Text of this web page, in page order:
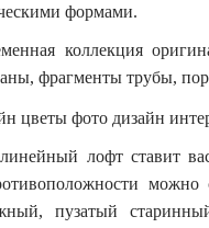
формами.
коллекция
фрагменты трубы,
лофт ставит
пузатый